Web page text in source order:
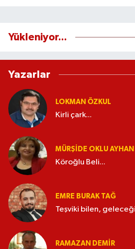
Yükleniyor...
Yazarlar
LOKMAN ÖZKUL
Kirli çark...
MÜRŞIDE OKLU AYHAN
Köroğlu Beli...
EMRE BURAK TAĞ
Teşviki bilen,
RAMAZAN DEMİR